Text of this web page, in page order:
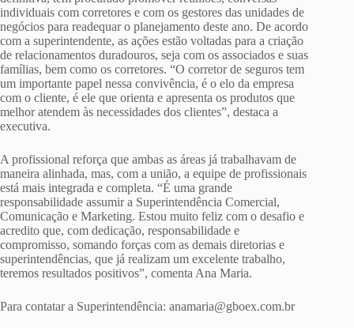
individuais com corretores e com os gestores das unidades de
negócios para readequar o planejamento deste ano. De acordo
com a superintendente, as ações estão voltadas para a criação
de relacionamentos duradouros, seja com os associados e suas
famílias, bem como os corretores. “O corretor de seguros tem
um importante papel nessa convivência, é o elo da empresa
com o cliente, é ele que orienta e apresenta os produtos que
melhor atendem às necessidades dos clientes”, destaca a
executiva.
A profissional reforça que ambas as áreas já trabalhavam de
maneira alinhada, mas, com a união, a equipe de profissionais
está mais integrada e completa. “É uma grande
responsabilidade assumir a Superintendência Comercial,
Comunicação e Marketing. Estou muito feliz com o desafio e
acredito que, com dedicação, responsabilidade e
compromisso, somando forças com as demais diretorias e
superintendências, que já realizam um excelente trabalho,
teremos resultados positivos”, comenta Ana Maria.
Para contatar a Superintendência: anamaria@gboex.com.br